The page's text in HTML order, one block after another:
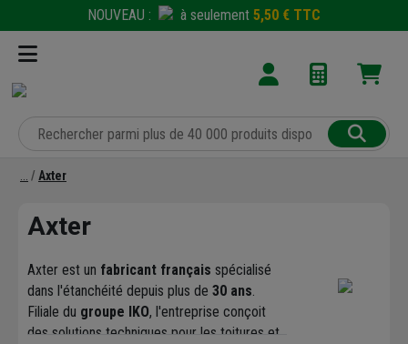
NOUVEAU : à seulement 5,50 € TTC
Axter
Axter
Axter est un fabricant français spécialisé
dans l'étanchéité depuis plus de 30 ans.
Filiale du groupe IKO, l'entreprise conçoit
des solutions techniques pour les toitures et